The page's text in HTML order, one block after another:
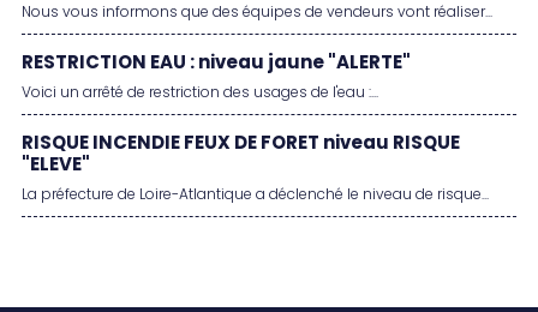
Nous vous informons que des équipes de vendeurs vont réaliser...
RESTRICTION EAU : niveau jaune "ALERTE"
Voici un arrêté de restriction des usages de l'eau :...
RISQUE INCENDIE FEUX DE FORET niveau RISQUE
"ELEVE"
La préfecture de Loire-Atlantique a déclenché le niveau de risque...